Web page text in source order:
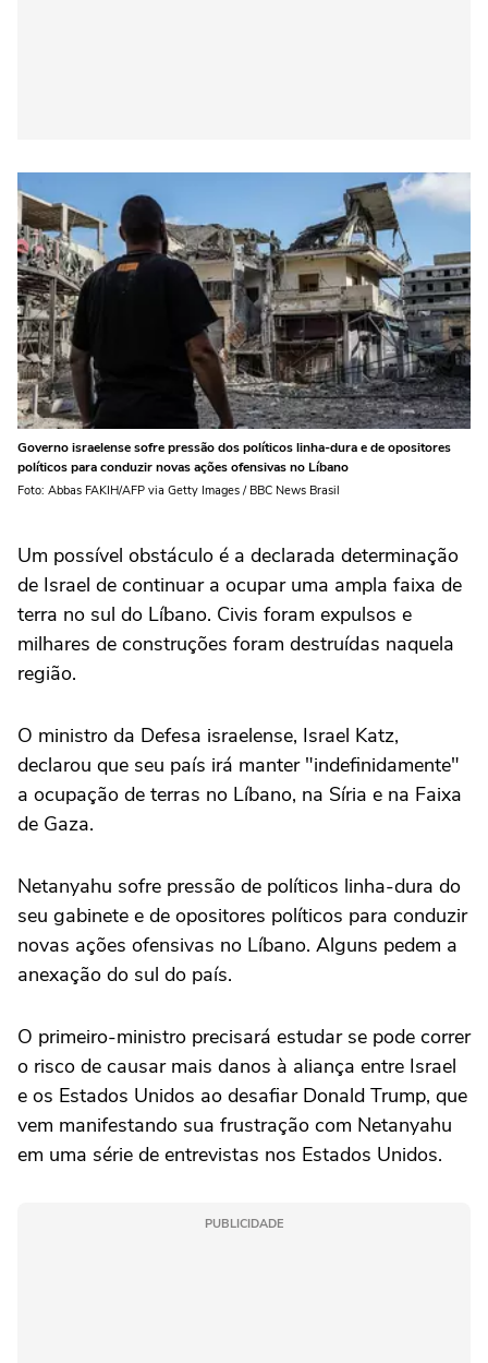
Governo israelense sofre pressão dos políticos linha-dura e de opositores
políticos para conduzir novas ações ofensivas no Líbano
Foto: Abbas FAKIH/AFP via Getty Images / BBC News Brasil
Um possível obstáculo é a declarada determinação
de Israel de continuar a ocupar uma ampla faixa de
terra no sul do Líbano. Civis foram expulsos e
milhares de construções foram destruídas naquela
região.
O ministro da Defesa israelense, Israel Katz,
declarou que seu país irá manter "indefinidamente"
a ocupação de terras no Líbano, na Síria e na Faixa
de Gaza.
Netanyahu sofre pressão de políticos linha-dura do
seu gabinete e de opositores políticos para conduzir
novas ações ofensivas no Líbano. Alguns pedem a
anexação do sul do país.
O primeiro-ministro precisará estudar se pode correr
o risco de causar mais danos à aliança entre Israel
e os Estados Unidos ao desafiar Donald Trump, que
vem manifestando sua frustração com Netanyahu
em uma série de entrevistas nos Estados Unidos.
PUBLICIDADE